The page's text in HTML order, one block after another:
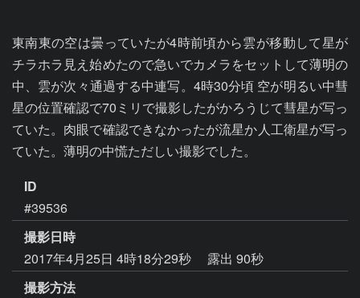
東南東の空は曇っていたが4時前頃から雲が移動して星が
チラホラ見え始めたので急いでカメラをセットして薄明の
中、雲が次々通過する中連写。4時30分頃 空が明るい中彗
星の位置確認で70ミリで撮影したがかろうじて彗星が写っ
ていた。肉眼で確認できなかったが流星か人工衛星が写っ
ていた。薄明の中慌ただしい撮影でした。
ID
#39536
撮影日時
2017年4月25日 4時18分29秒
露出 90秒
撮影方法